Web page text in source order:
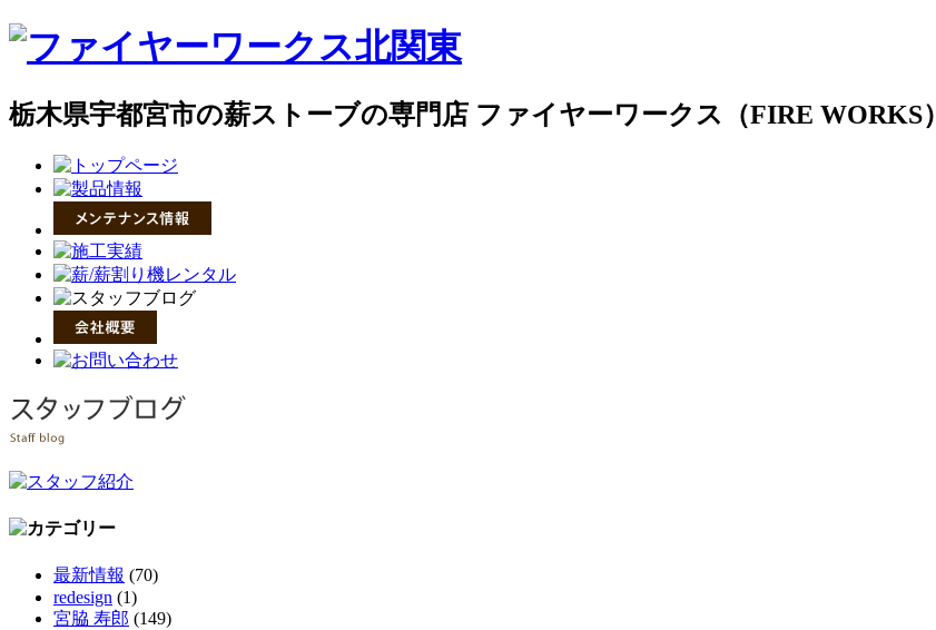
栃木県宇都宮市の薪ストーブの専門店 ファイヤーワークス（FIRE WORKS）
最新情報 (70)
redesign (1)
宮脇 寿郎 (149)